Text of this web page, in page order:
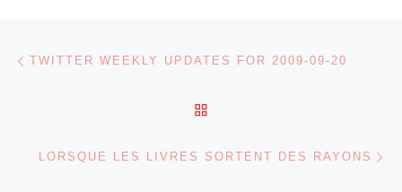
Parcourir les articles
TWITTER WEEKLY UPDATES FOR 2009-09-20
LORSQUE LES LIVRES SORTENT DES RAYONS